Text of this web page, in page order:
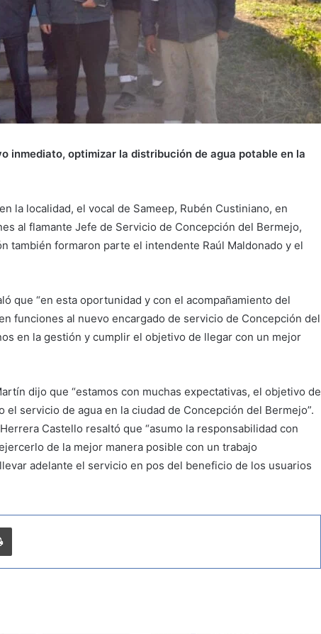
inmediato, optimizar la distribución de agua potable en la
la localidad, el vocal de Sameep, Rubén Custiniano, en
al flamante Jefe de Servicio de Concepción del Bermejo,
también formaron parte el intendente Raúl Maldonado y el
que “en esta oportunidad y con el acompañamiento del
funciones al nuevo encargado de servicio de Concepción del
en la gestión y cumplir el objetivo de llegar con un mejor
dijo que “estamos con muchas expectativas, el objetivo de
servicio de agua en la ciudad de Concepción del Bermejo”.
Castello resaltó que “asumo la responsabilidad con
de la mejor manera posible con un trabajo
adelante el servicio en pos del beneficio de los usuarios